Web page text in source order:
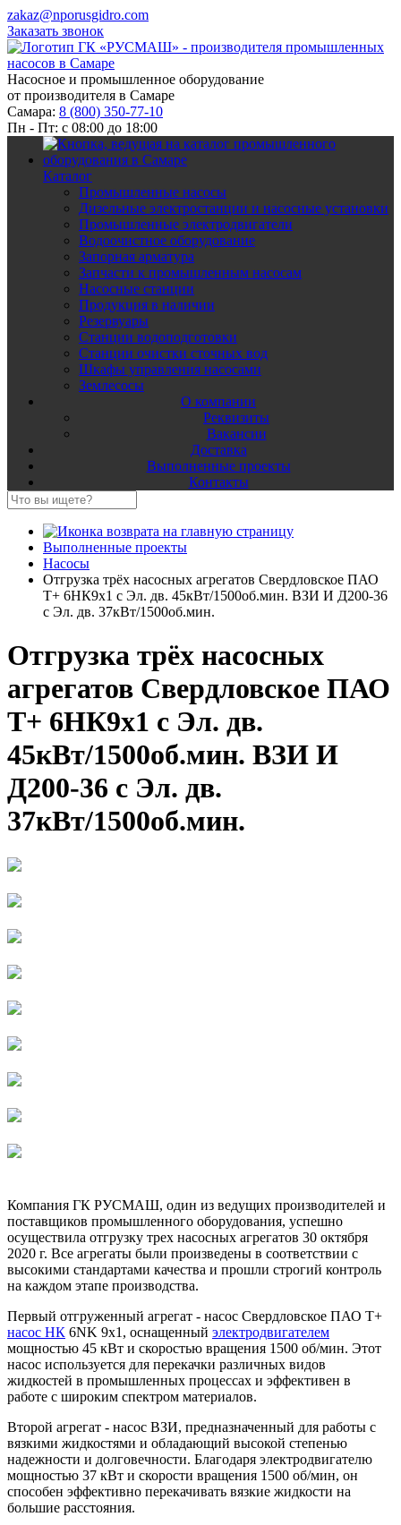
zakaz@nporusgidro.com
Заказать звонок
Насосное и промышленное оборудование
от производителя в Самаре
Самара: 8 (800) 350-77-10
Пн - Пт: с 08:00 до 18:00
Каталог
Промышленные насосы
Дизельные электростанции и насосные установки
Промышленные электродвигатели
Водоочистное оборудование
Запорная арматура
Запчасти к промышленным насосам
Насосные станции
Продукция в наличии
Резервуары
Станции водоподготовки
Станции очистки сточных вод
Шкафы управления насосами
Землесосы
О компании
Реквизиты
Вакансии
Доставка
Выполненные проекты
Контакты
Выполненные проекты
Насосы
Отгрузка трёх насосных агрегатов Свердловское ПАО
Т+ 6НК9х1 с Эл. дв. 45кВт/1500об.мин. ВЗИ И Д200-36
с Эл. дв. 37кВт/1500об.мин.
Отгрузка трёх насосных
агрегатов Свердловское ПАО
Т+ 6НК9х1 с Эл. дв.
45кВт/1500об.мин. ВЗИ И
Д200-36 с Эл. дв.
37кВт/1500об.мин.
Компания ГК РУСМАШ, один из ведущих производителей и
поставщиков промышленного оборудования, успешно
осуществила отгрузку трех насосных агрегатов 30 октября
2020 г. Все агрегаты были произведены в соответствии с
высокими стандартами качества и прошли строгий контроль
на каждом этапе производства.
Первый отгруженный агрегат - насос Свердловское ПАО T+
насос НК 6NK 9x1, оснащенный электродвигателем
мощностью 45 кВт и скоростью вращения 1500 об/мин. Этот
насос используется для перекачки различных видов
жидкостей в промышленных процессах и эффективен в
работе с широким спектром материалов.
Второй агрегат - насос ВЗИ, предназначенный для работы с
вязкими жидкостями и обладающий высокой степенью
надежности и долговечности. Благодаря электродвигателю
мощностью 37 кВт и скорости вращения 1500 об/мин, он
способен эффективно перекачивать вязкие жидкости на
большие расстояния.